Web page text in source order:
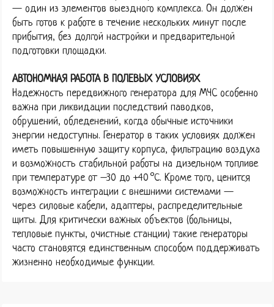
— один из элементов выездного комплекса. Он должен
быть готов к работе в течение нескольких минут после
прибытия, без долгой настройки и предварительной
подготовки площадки.
АВТОНОМНАЯ РАБОТА В ПОЛЕВЫХ УСЛОВИЯХ
Надежность передвижного генератора для МЧС особенно
важна при ликвидации последствий паводков,
обрушений, обледенений, когда обычные источники
энергии недоступны. Генератор в таких условиях должен
иметь повышенную защиту корпуса, фильтрацию воздуха
и возможность стабильной работы на дизельном топливе
при температуре от –30 до +40 °C. Кроме того, ценится
возможность интеграции с внешними системами —
через силовые кабели, адаптеры, распределительные
щиты. Для критически важных объектов (больницы,
тепловые пункты, очистные станции) такие генераторы
часто становятся единственным способом поддерживать
жизненно необходимые функции.